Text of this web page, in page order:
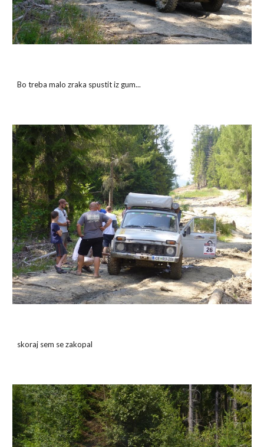
Bo treba malo zraka spustit iz gum...
skoraj sem se zakopal